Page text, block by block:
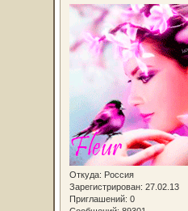
Откуда: Россия
Зарегистрирован: 27.02.13
Приглашений: 0